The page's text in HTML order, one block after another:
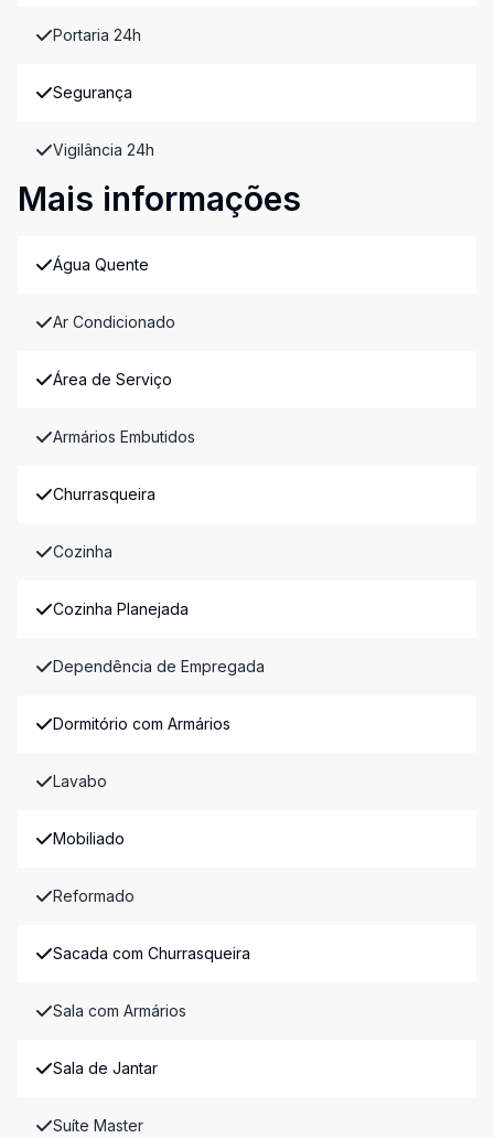
Portaria 24h
Segurança
Vigilância 24h
Mais informações
Água Quente
Ar Condicionado
Área de Serviço
Armários Embutidos
Churrasqueira
Cozinha
Cozinha Planejada
Dependência de Empregada
Dormitório com Armários
Lavabo
Mobiliado
Reformado
Sacada com Churrasqueira
Sala com Armários
Sala de Jantar
Suíte Master